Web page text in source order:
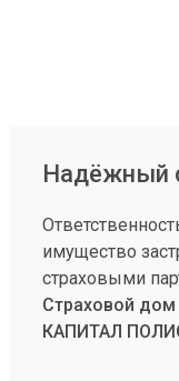
Надёжный
имущество
страховыми
Страховой
КАПИТАЛ